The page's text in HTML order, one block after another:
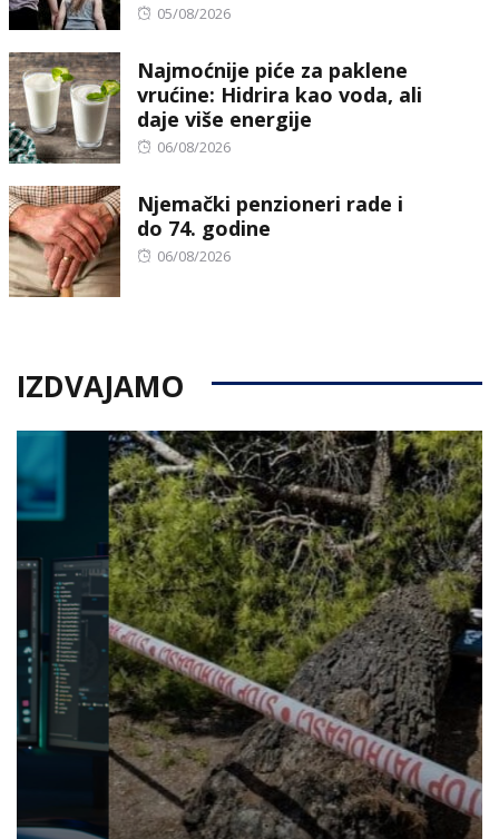
Posted
05/08/2026
Najmoćnije piće za paklene
vrućine: Hidrira kao voda, ali
daje više energije
Posted
06/08/2026
Njemački penzioneri rade i
do 74. godine
Posted
06/08/2026
IZDVAJAMO